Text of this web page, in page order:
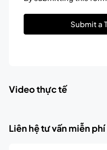
Submit a
Video thực tế
Liên hệ tư vấn miễn phí